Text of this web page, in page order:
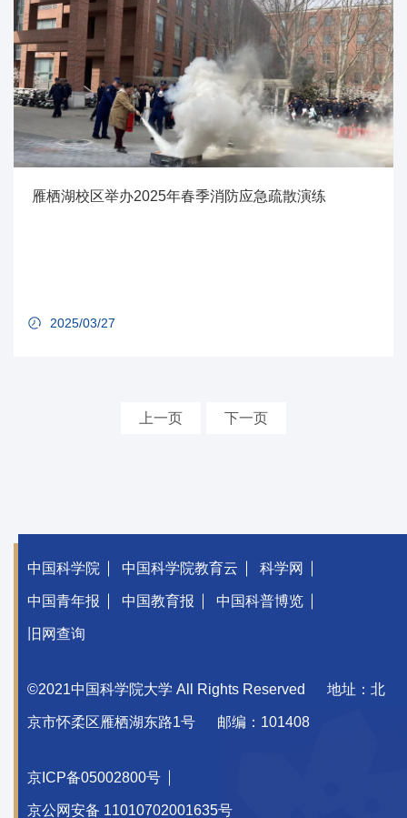
雁栖湖校区举办2025年春季消防应急疏散演练
2025/03/27
上一页 下一页
中国科学院 中国科学院教育云 科学网
中国青年报 中国教育报 中国科普博览
旧网查询
©2021中国科学院大学 All Rights Reserved 地址：北
京市怀柔区雁栖湖东路1号 邮编：101408
京ICP备05002800号
京公网安备 11010702001635号